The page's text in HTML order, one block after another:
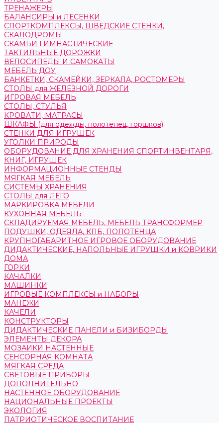
ТРЕНАЖЕРЫ
БАЛАНСИРЫ и ЛЕСЕНКИ
СПОРТКОМПЛЕКСЫ, ШВЕДСКИЕ СТЕНКИ,
СКАЛОДРОМЫ
СКАМЬИ ГИМНАСТИЧЕСКИЕ
ТАКТИЛЬНЫЕ ДОРОЖКИ
ВЕЛОСИПЕДЫ И САМОКАТЫ
МЕБЕЛЬ ДОУ
БАНКЕТКИ, СКАМЕЙКИ, ЗЕРКАЛА, РОСТОМЕРЫ
СТОЛЫ для ЖЕЛЕЗНОЙ ДОРОГИ
ИГРОВАЯ МЕБЕЛЬ
СТОЛЫ, СТУЛЬЯ
КРОВАТИ, МАТРАСЫ
ШКАФЫ (для одежды, полотенец, горшков)
СТЕНКИ ДЛЯ ИГРУШЕК
УГОЛКИ ПРИРОДЫ
ОБОРУДОВАНИЕ ДЛЯ ХРАНЕНИЯ СПОРТИНВЕНТАРЯ,
КНИГ, ИГРУШЕК
ИНФОРМАЦИОННЫЕ СТЕНДЫ
МЯГКАЯ МЕБЕЛЬ
СИСТЕМЫ ХРАНЕНИЯ
СТОЛЫ для ЛЕГО
МАРКИРОВКА МЕБЕЛИ
КУХОННАЯ МЕБЕЛЬ
СКЛАДИРУЕМАЯ МЕБЕЛЬ, МЕБЕЛЬ ТРАНСФОРМЕР
ПОДУШКИ, ОДЕЯЛА, КПБ, ПОЛОТЕНЦА
КРУПНОГАБАРИТНОЕ ИГРОВОЕ ОБОРУДОВАНИЕ
ДИДАКТИЧЕСКИЕ, НАПОЛЬНЫЕ ИГРУШКИ и КОВРИКИ
ДОМА
ГОРКИ
КАЧАЛКИ
МАШИНКИ
ИГРОВЫЕ КОМПЛЕКСЫ и НАБОРЫ
МАНЕЖИ
КАЧЕЛИ
КОНСТРУКТОРЫ
ДИДАКТИЧЕСКИЕ ПАНЕЛИ и БИЗИБОРДЫ
ЭЛЕМЕНТЫ ДЕКОРА
МОЗАИКИ НАСТЕННЫЕ
СЕНСОРНАЯ КОМНАТА
МЯГКАЯ СРЕДА
СВЕТОВЫЕ ПРИБОРЫ
ДОПОЛНИТЕЛЬНО
НАСТЕННОЕ ОБОРУДОВАНИЕ
НАЦИОНАЛЬНЫЕ ПРОЕКТЫ
ЭКОЛОГИЯ
ПАТРИОТИЧЕСКОЕ ВОСПИТАНИЕ